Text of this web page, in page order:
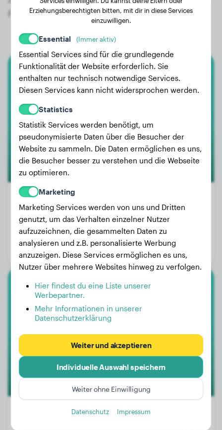
Fila Brasileiro!
Fila Brasileiro
Gewicht:
Alter:
1 Jahr, 2 Monate
Geschlecht:
Fila Brasileiro
Luna CDL
Erziehungsberechtigten bitten, mit dir in diese Services
einzuwilligen.
Essential (Immer aktiv)
Essential Services sind für die grundlegende
Funktionalität der Website erforderlich. Sie
enthalten nur technisch notwendige Services.
Diesen Services kann nicht widersprochen werden.
Statistics
Statistik Services werden benötigt, um
pseudonymisierte Daten über die Besucher der
Website zu sammeln. Die Daten ermöglichen es uns,
die Besucher besser zu verstehen und die Webseite
zu optimieren.
Marketing
Marketing Services werden von uns und Dritten
genutzt, um das Verhalten einzelner Nutzer
aufzuzeichnen, die gesammelten Daten zu
analysieren und z.B. personalisierte Werbung
anzuzeigen. Diese Services ermöglichen es uns,
Nutzer über mehrere Websites hinweg zu verfolgen.
Hier findest du eine Liste unserer
Werbepartner.
Mehr Informationen in unserer
Datenschutzerklärung
Weiter und akzeptieren
Individuelle Auswahl speichern
Weiter ohne Einwilligung
Datenschutz Impressum